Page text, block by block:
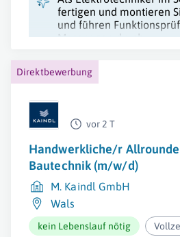
fertigen und montieren
und führen
Messungen durch.
Direktbewerbung
vor 2 T
Handwerkliche/r
Bautechnik (m/w/d)
M. Kaindl GmbH
Wals
kein Lebenslauf nötig